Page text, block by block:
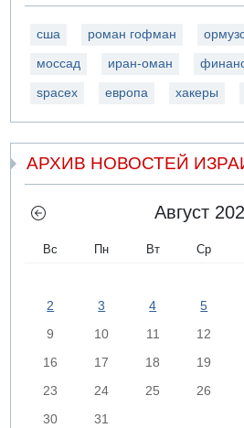
сша роман гофман
моссад иран-оман
spacex европа хакеры
АРХИВ НОВОСТЕЙ
Август
Вс Пн Вт Ср
2
3 4 5
9
10 11 12
16
17 18 19
23
24 25 26
30
31